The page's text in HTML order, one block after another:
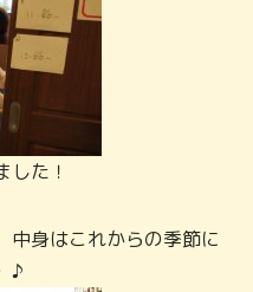
た！
中身はこれからの季節に
♪